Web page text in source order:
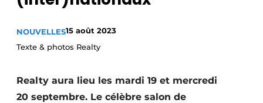
Video’s
Construction bois
NOUVELLES15 août 2023
Texte & photos Realty
Realty aura lieu les mardi 19 et mercredi
20 septembre. Le célèbre salon de